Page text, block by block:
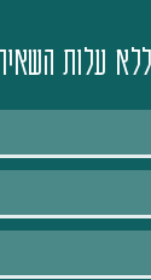
ללא עלות